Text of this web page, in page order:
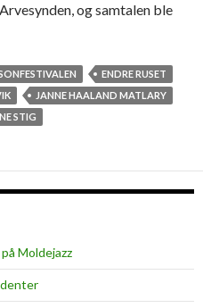
og samtalen ble
ENDRE RUSET
JANNE HAALAND MATLARY
STIG
Moldejazz